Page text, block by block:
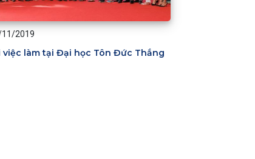
2019
việc làm tại Đại học Tôn Đức Thắng